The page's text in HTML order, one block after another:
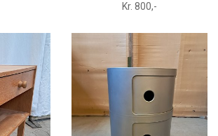
Kr. 800,-